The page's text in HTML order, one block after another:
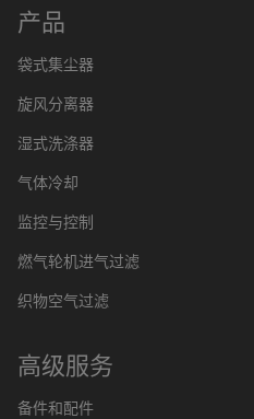
产品
袋式集尘器
旋风分离器
湿式洗涤器
气体冷却
监控与控制
燃气轮机进气过滤
织物空气过滤
高级服务
备件和配件